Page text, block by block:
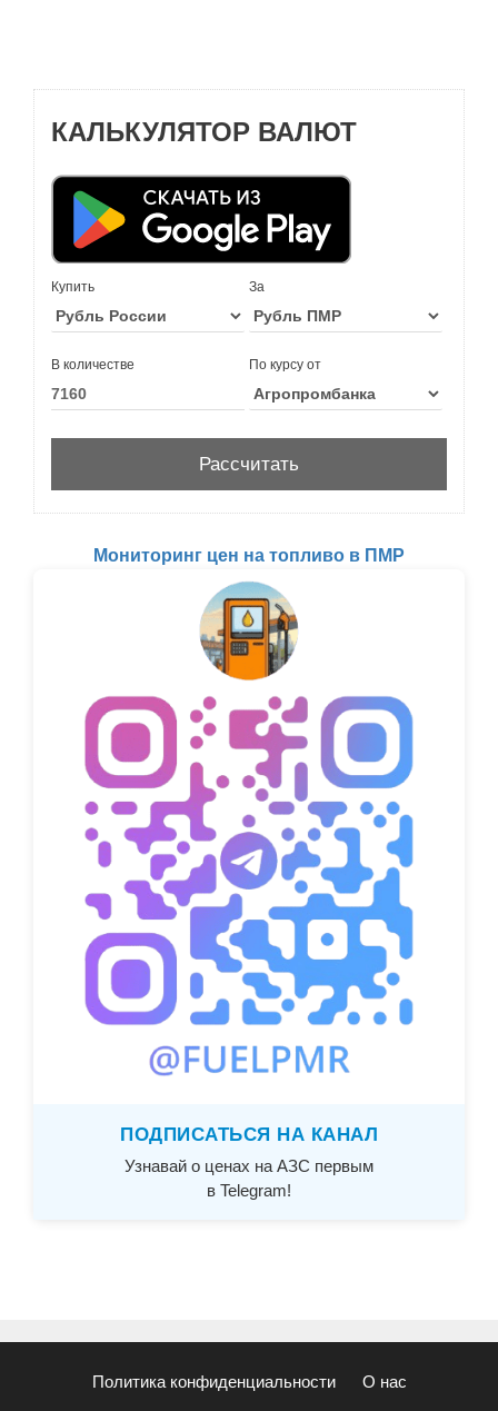
КАЛЬКУЛЯТОР ВАЛЮТ
Купить За
В количестве По курсу от
Мониторинг цен на топливо в ПМР
ПОДПИСАТЬСЯ НА КАНАЛ
Узнавай о ценах на АЗС первым
в Telegram!
Политика конфиденциальности О нас